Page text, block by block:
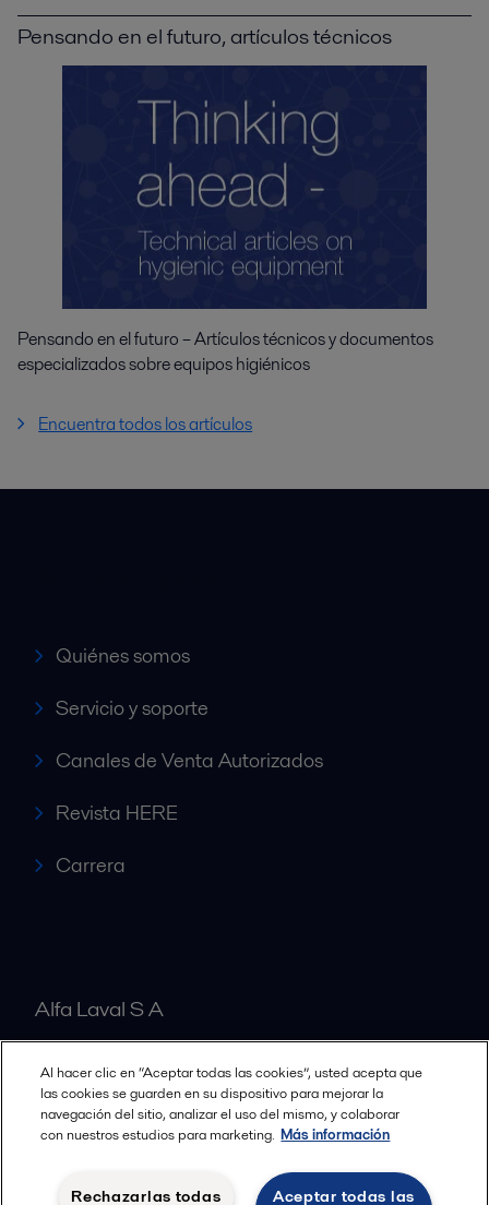
Pensando en el futuro, artículos técnicos
Pensando en el futuro – Artículos técnicos y documentos
especializados sobre equipos higiénicos
Encuentra todos los artículos
Quiénes somos
Servicio y soporte
Canales de Venta Autorizados
Revista HERE
Carrera
Alfa Laval S A
Nuestras oficinas
Términos y condiciones legales
Política de Privacidad
Al hacer clic en “Aceptar todas las cookies”, usted acepta que
las cookies se guarden en su dispositivo para mejorar la
navegación del sitio, analizar el uso del mismo, y colaborar
con nuestros estudios para marketing. Más información
Aceptar todas las
Rechazarlas todas